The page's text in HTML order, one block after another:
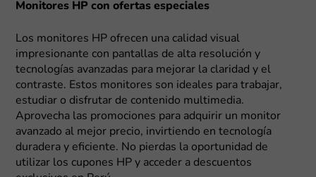
Monitores HP con ofertas especiales
Los monitores HP ofrecen una calidad visual
impresionante con pantallas de alta resolución y
tecnologías avanzadas para mejorar la claridad y el
contraste. Estos monitores son ideales para trabajar,
estudiar o disfrutar de contenido multimedia.
Aprovecha las promociones para adquirir un monitor
avanzado al mejor precio, invirtiendo en tecnología
duradera y eficiente. No pierdas la oportunidad de
utilizar los cupones HP y acceder a descuentos